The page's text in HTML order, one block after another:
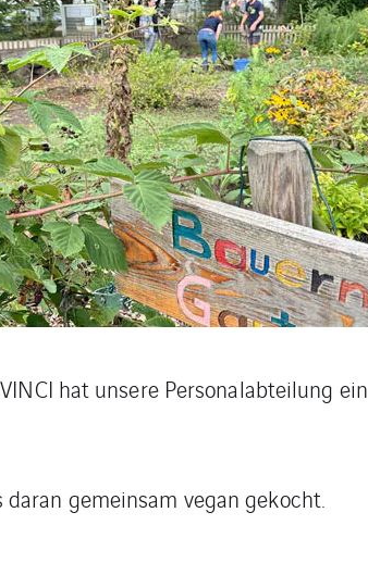
hat unsere Personalabteilung ein
gemeinsam vegan gekocht.